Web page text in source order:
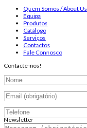
Quem Somos / About Us
Equipa
Produtos
Catálogo
Serviços
Contactos
Fale Connosco
Contacte-nos!
Newsletter